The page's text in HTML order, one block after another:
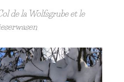
de la Wolfsgrube et le